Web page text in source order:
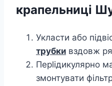
крапельниці
Укласти або
трубки вздовж
Перliдикулярно
змонтувати